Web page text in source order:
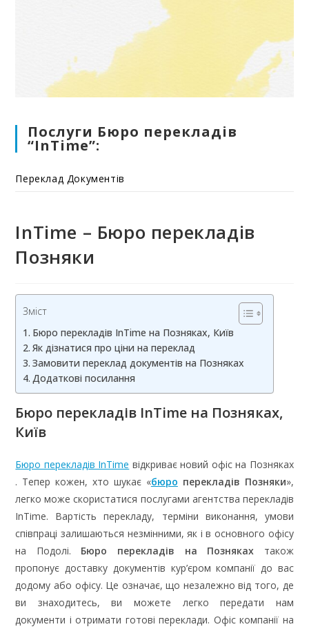
Послуги Бюро перекладів
“InTime”:
Переклад Документів
InTime – Бюро перекладів
Позняки
Зміст
Бюро перекладів InTime на Позняках, Київ
Як дізнатися про ціни на переклад
Замовити переклад документів на Позняках
Додаткові посилання
Бюро перекладів InTime на Позняках,
Київ
Бюро перекладів InTime відкриває новий офіс на Позняках
. Тепер кожен, хто шукає «бюро перекладів Позняки»,
легко може скористатися послугами агентства перекладів
InTime. Вартість перекладу, терміни виконання, умови
співпраці залишаються незмінними, як і в основного офісу
на Подолі. Бюро перекладів на Позняках також
пропонує доставку документів кур’єром компанії до вас
додому або офісу. Це означає, що незалежно від того, де
ви знаходитесь, ви можете легко передати нам
документи і отримати готові переклади. Офіс компанії на